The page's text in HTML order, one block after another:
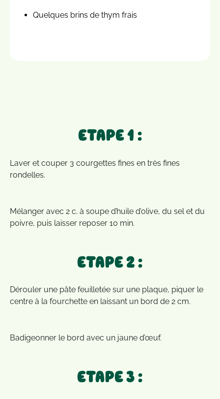
ETAPE 1 :
Laver et couper 3 courgettes fines en très fines
rondelles.
Mélanger avec 2 c. à soupe d’huile d’olive, du sel et du
poivre, puis laisser reposer 10 min.
ETAPE 2 :
Dérouler une pâte feuilletée sur une plaque, piquer le
centre à la fourchette en laissant un bord de 2 cm.
Badigeonner le bord avec un jaune d’œuf.
ETAPE 3 :
Quelques brins de thym frais